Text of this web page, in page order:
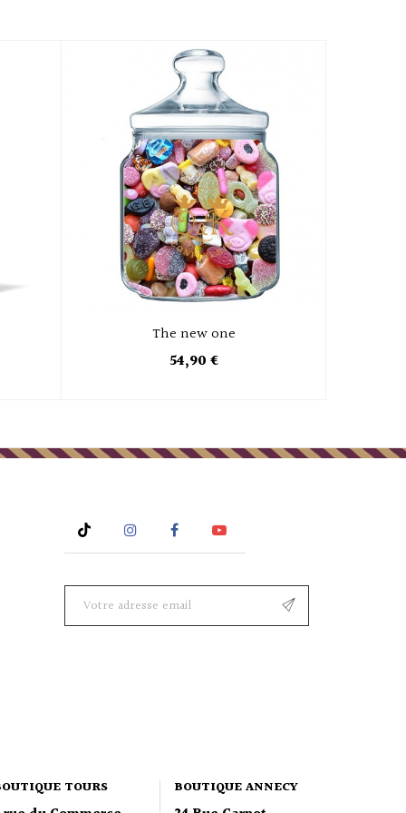
The new one
54,90 €
Instagram Facebook
TOURS BOUTIQUE ANNECY